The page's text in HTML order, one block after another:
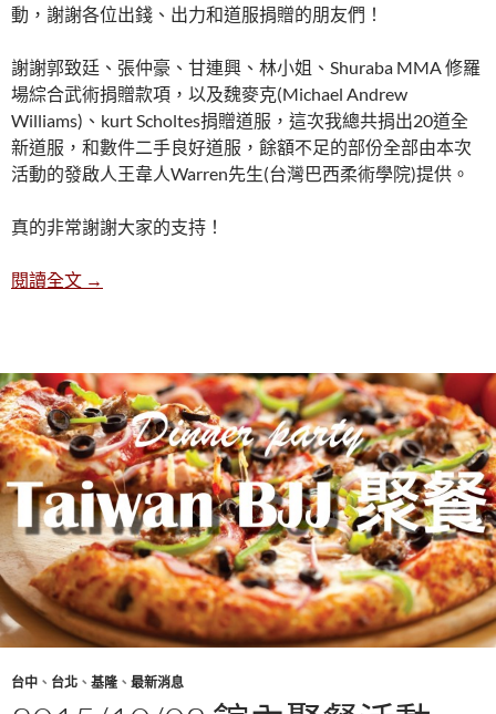
動，謝謝各位出錢、出力和道服捐贈的朋友們！
謝謝郭致廷、張仲豪、甘連興、林小姐、Shuraba MMA 修羅
場綜合武術捐贈款項，以及魏麥克(Michael Andrew
Williams)、kurt Scholtes捐贈道服，這次我總共捐出20道全
新道服，和數件二手良好道服，餘額不足的部份全部由本次
活動的發啟人王韋人Warren先生(台灣巴西柔術學院)提供。
真的非常謝謝大家的支持！
閱讀全文 謝謝大家的協助
→
台中 、 台北 、 基隆、 最新消息